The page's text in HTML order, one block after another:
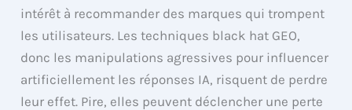
intérêt à recommander des marques qui trompent
les utilisateurs. Les techniques black hat GEO,
donc les manipulations agressives pour influencer
artificiellement les réponses IA, risquent de perdre
leur effet. Pire, elles peuvent déclencher une perte